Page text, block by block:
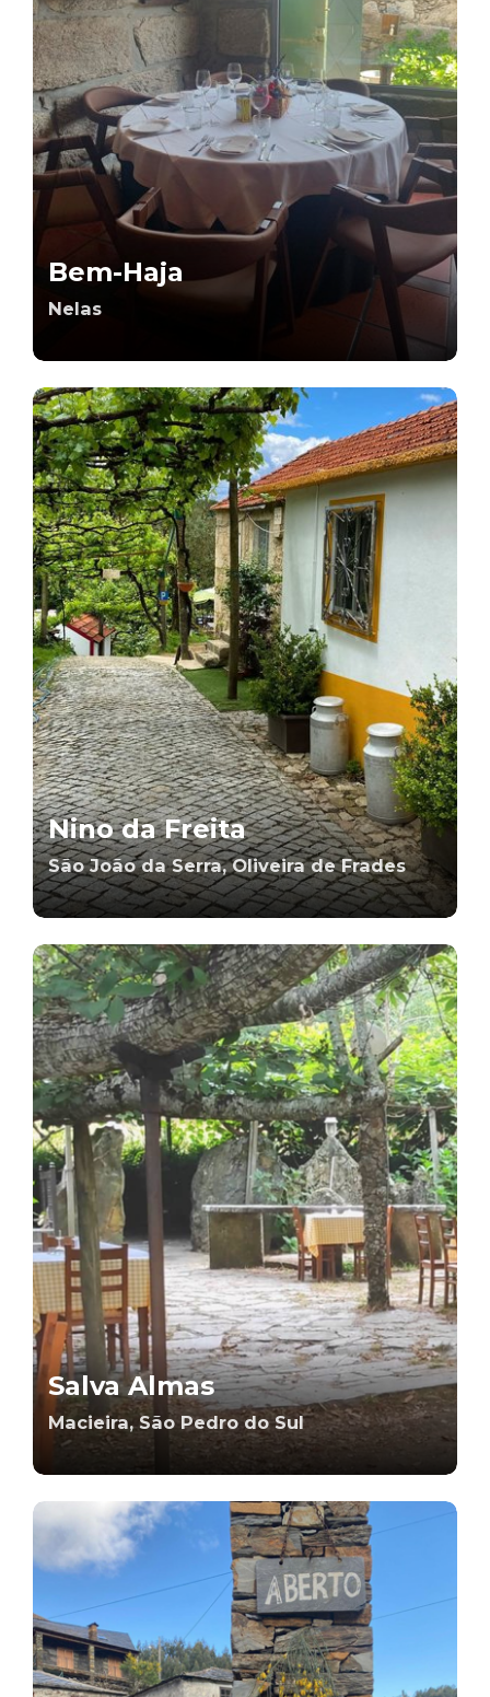
Bem-Haja
Nelas
Nino da Freita
São João da Serra, Oliveira de Frades
Salva Almas
Macieira, São Pedro do Sul